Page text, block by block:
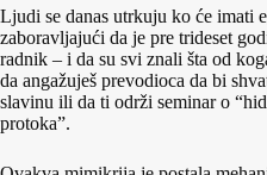
Ljudi se danas utrkuju ko će imati
zaboravljajući da je pre trideset
radnik – i da su svi znali šta od
da angažuješ prevodioca da bi
slavinu ili da ti održi seminar o
protoka”.